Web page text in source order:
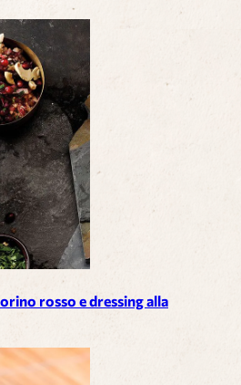
rosso e dressing alla